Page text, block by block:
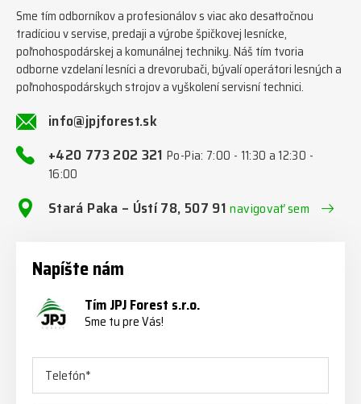
Sme tím odborníkov a profesionálov s viac ako desaťročnou
tradíciou v servise, predaji a výrobe špičkovej lesnícke,
poľnohospodárskej a komunálnej techniky. Náš tím tvoria
odborne vzdelaní lesníci a drevorubači, bývalí operátori lesných a
poľnohospodárskych strojov a vyškolení servisní technici.
info@jpjforest.sk
+420 773 202 321Po-Pia: 7:00 - 11:30 a 12:30 -
16:00
Stará Paka – Ústí 78, 507 91navigovať sem
Napíšte nám
Tím JPJ Forest s.r.o.
Sme tu pre Vás!